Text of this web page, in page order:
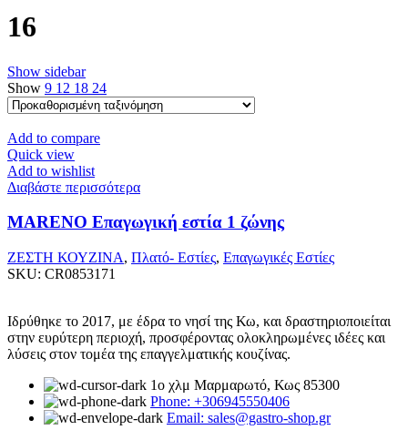
16
Show sidebar
Show 9 12 18 24
Add to compare
Quick view
Add to wishlist
Διαβάστε περισσότερα
MARENO Επαγωγική εστία 1 ζώνης
ΖΕΣΤΗ ΚΟΥΖΙΝΑ, Πλατό- Εστίες, Επαγωγικές Εστίες
SKU: CR0853171
Ιδρύθηκε το 2017, με έδρα το νησί της Κω, και δραστηριοποιείται
στην ευρύτερη περιοχή, προσφέροντας ολοκληρωμένες ιδέες και
λύσεις στον τομέα της επαγγελματικής κουζίνας.
1ο χλμ Μαρμαρωτό, Κως 85300
Phone: +306945550406
Email: sales@gastro-shop.gr